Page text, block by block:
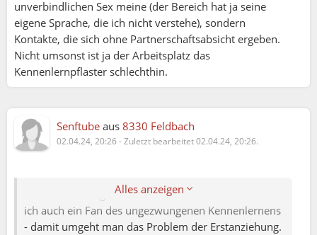
unverbindlichen Sex meine (der Bereich hat ja seine
eigene Sprache, die ich nicht verstehe), sondern
Kontakte, die sich ohne Partnerschaftsabsicht ergeben.
Nicht umsonst ist ja der Arbeitsplatz das
Kennenlernpflaster schlechthin.
Senftube aus 8330 Feldbach
02.04.24, 20:26 -Zuletzt bearbeitet 02.04.24, 20:26.
Alles anzeigen
Franz:
Margit:
Franz - die Basis zu finden ist schon eher bei
einen realen Treffen als hier im Netz,
erst dann merkt man ob die gewisse Chemie
stimmt, finde ich halt.
Liebesbeziehung braucht noch viel mehr. Deshalb bin
ich auch ein Fan des ungezwungenen Kennenlernens
- damit umgeht man das Problem der Erstanziehung.